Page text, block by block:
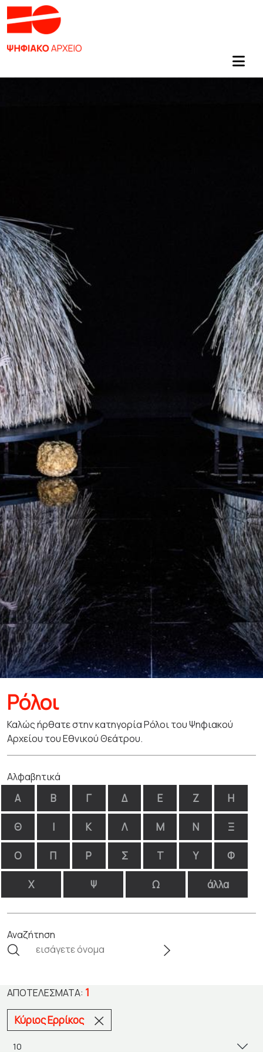
Ρόλοι
Καλώς ήρθατε στην κατηγορία Ρόλοι του Ψηφιακού
Αρχείου του Εθνικού Θεάτρου.
Αλφαβητικά
Α Β Γ Δ Ε Ζ Η
Θ Ι Κ Λ Μ Ν Ξ
Ο Π Ρ Σ Τ Υ Φ
Χ Ψ Ω άλλα
Αναζήτηση
ΑΠΟΤΕΛΈΣΜΑΤΑ: 1
Κύριος Ερρίκος